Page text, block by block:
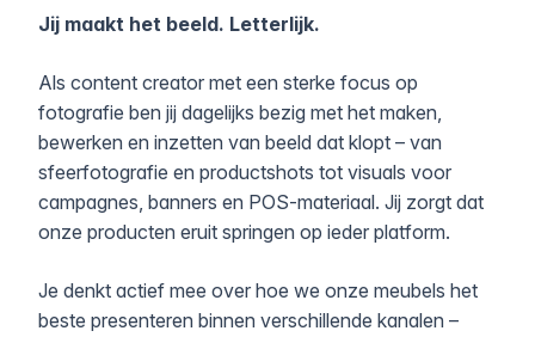
Jij maakt het beeld. Letterlijk.
Als content creator met een sterke focus op
fotografie ben jij dagelijks bezig met het maken,
bewerken en inzetten van beeld dat klopt – van
sfeerfotografie en productshots tot visuals voor
campagnes, banners en POS-materiaal. Jij zorgt dat
onze producten eruit springen op ieder platform.
Je denkt actief mee over hoe we onze meubels het
beste presenteren binnen verschillende kanalen –